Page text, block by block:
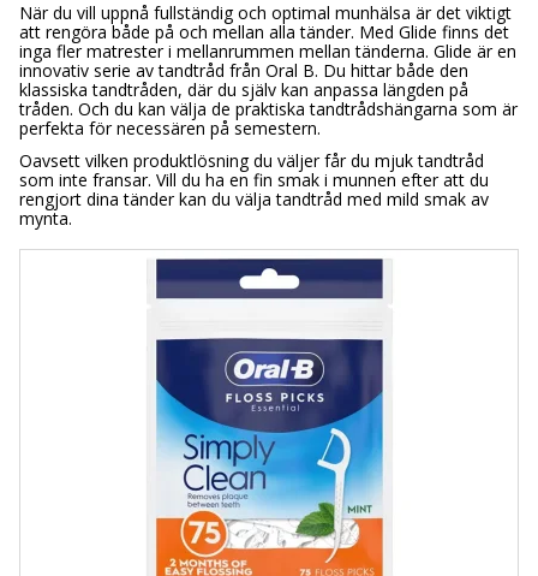
När du vill uppnå fullständig och optimal munhälsa är det viktigt
att rengöra både på och mellan alla tänder. Med Glide finns det
inga fler matrester i mellanrummen mellan tänderna. Glide är en
innovativ serie av tandtråd från Oral B. Du hittar både den
klassiska tandtråden, där du själv kan anpassa längden på
tråden. Och du kan välja de praktiska tandtrådshängarna som är
perfekta för necessären på semestern.
Oavsett vilken produktlösning du väljer får du mjuk tandtråd
som inte fransar. Vill du ha en fin smak i munnen efter att du
rengjort dina tänder kan du välja tandtråd med mild smak av
mynta.